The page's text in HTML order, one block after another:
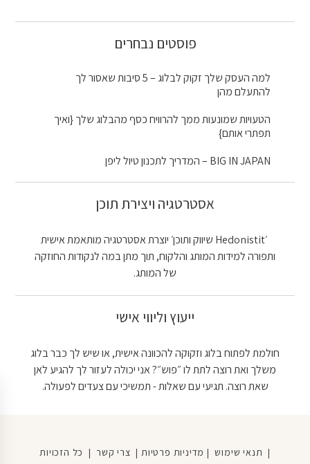
פוסטים נבחרים
למה העסק שלך זקוק לבלוג – 5 סיבות שאסור לך
להתעלם מהן
הטעויות שמונעות ממך להרוויח כסף מהבלוג שלך {ואיך
תפתרי אותם}
BIG IN JAPAN – המדריך לתכנון טיול ליפן
אסטרטגיה ויצירת תוכן
׳Hedonistit שיווק ותוכן׳ יוצרת אסטרטגיה מותאמת אישית
ותפורה למידות המותג והלקוח, תוך מתן במה לנקודות החוזקה
של המותג.
ייעוץ וליווי אישי
חולמת לפתוח בלוג וזקוקה להכוונה אישית, או שיש לך כבר בלוג
משלך ואת רוצה לתת לו ״פוש״? אני יכולה לעזור לך להגיע לאן
שאת רוצה. תגיעי עם שאלות - תמשיכי עם צעדים לפעולה.
| תנאי שימוש| מדיניות פרטיות | צרי קשר | כל הזכויות